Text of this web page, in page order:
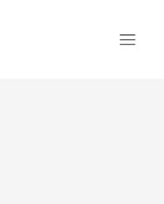
Café“ ins